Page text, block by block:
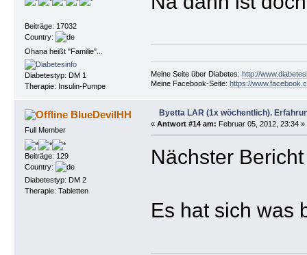
Beiträge: 17032
Country:
Ohana heißt "Familie"...
Diabetestyp: DM 1
Therapie: Insulin-Pumpe
Meine Seite über Diabetes: http://
Meine Facebook-Seite: https://
BlueDevilHH
Full Member
Beiträge: 129
Country:
Diabetestyp: DM 2
Therapie: Tabletten
Byetta LAR (1x wöchentlich).
« Antwort #14 am: Februar 05, 2012, 23:34 »
Nächster
Es hat sich was